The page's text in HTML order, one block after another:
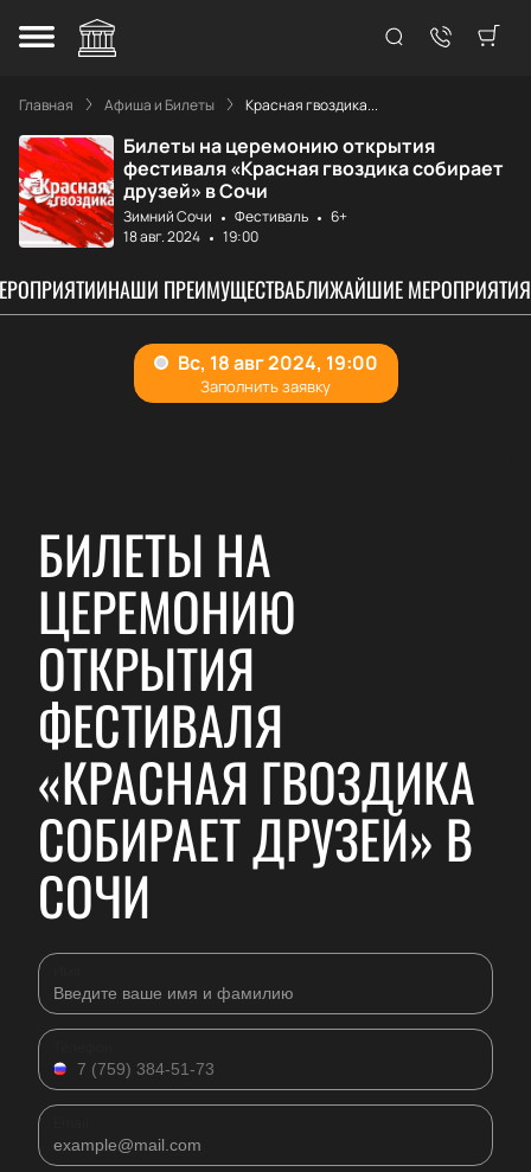
Главная Афиша и Билеты Красная гвоздика...
Билеты на церемонию открытия
фестиваля «Красная гвоздика собирает
друзей» в Сочи
Зимний Сочи Фестиваль
6+
18 авг. 2024
19:00
НАШИ ПРЕИМУЩЕСТВАБЛИЖАЙШИЕ МЕРОПРИЯТИЯ
БИЛЕТЫ НА
ЦЕРЕМОНИЮ
ОТКРЫТИЯ
ФЕСТИВАЛЯ
«КРАСНАЯ ГВОЗДИКА
СОБИРАЕТ ДРУЗЕЙ» В
СОЧИ